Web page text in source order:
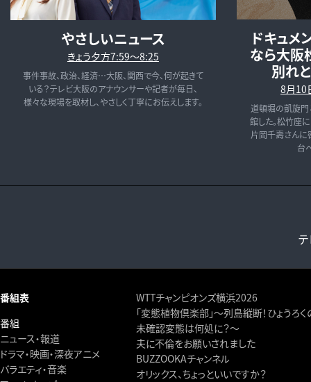
やさしいニュース
きょう夕方7:59〜8:25
事件事故、政治、経済…大阪、関西で今、何が起きて
いる？テレビ大阪のアナウンサーや記者が毎日、
様々な現場を取材し、やさしく丁寧にお伝えします。
ドキュメ
なら大阪
別れ
8月10
道頓堀の凱旋門
館した。松竹座
片岡千壽さんに
台
番組表
番組
ニュース・報道
ドラマ・映画・深夜アニメ
バラエティ・音楽
WTTチャンピオンズ横浜2026
「変態植物倶楽部」～列島縦断！ひょうろく
未確認変態は何処に？～
夫に不倫をお願いされました
BUZZOOKAチャンネル
オリックス、ちょっといいですか？